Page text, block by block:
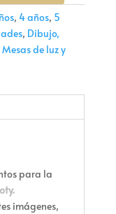
, 4 años, 5
, Dibujo,
Mesas de luz y
para la
imágenes,